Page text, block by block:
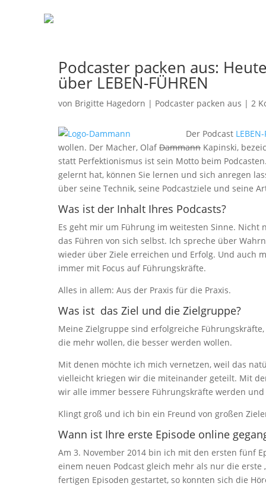
Podcaster packen aus:
über LEBEN-FÜHREN
von Brigitte Hagedorn | Podcaster packen aus | 2
Der Podcast
wollen. Der Macher, OlafDammann Kapinski,
statt Perfektionismus ist sein Motto beim
gelernt hat, können Sie lernen und sich anregen
über seine Technik, seine Podcastziele und seine
Was ist der Inhalt Ihres Podcasts?
Es geht mir um Führung im weitesten Sinne.
das Führen von sich selbst. Ich spreche über
wieder über Ziele erreichen und Erfolg. Und auch
immer mit Focus auf Führungskräfte.
Alles in allem: Aus der Praxis für die Praxis.
Was ist das Ziel und die Zielgruppe?
Meine Zielgruppe sind erfolgreiche
die mehr wollen, die besser werden wollen.
Mit denen möchte ich mich vernetzen, weil das
vielleicht kriegen wir die miteinander geteilt. Mit
wir alle immer bessere Führungskräfte werden
Klingt groß und ich bin ein Freund von großen
Wann ist Ihre erste Episode online
Am 3. November 2014 bin ich mit den ersten fünf
einem neuen Podcast gleich mehr als nur die
fertigen Episoden gestartet, so konnten sich die